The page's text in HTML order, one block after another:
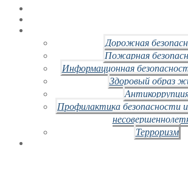
Дорожная
Пожарная
Информационная
Здоровый образ
Профилактика безопасности
Терроризм